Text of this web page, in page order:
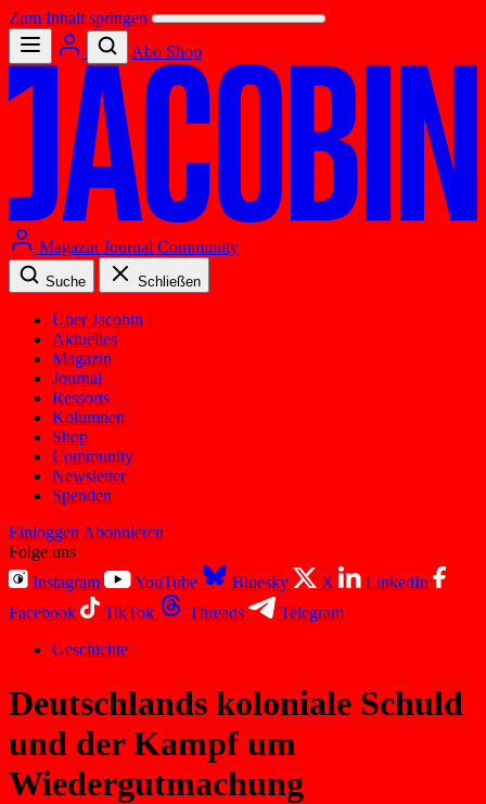
Zum Inhalt springen
Abo Shop
Magazin Journal Community
Suche Schließen
Über Jacobin
Aktuelles
Magazin
Journal
Ressorts
Kolumnen
Shop
Community
Newsletter
Spenden
Einloggen Abonnieren
Folge uns
Instagram
YouTube Bluesky X
LinkedIn
Facebook
TikTok Threads
Telegram
Geschichte
Deutschlands koloniale Schuld
und der Kampf um
Wiedergutmachung